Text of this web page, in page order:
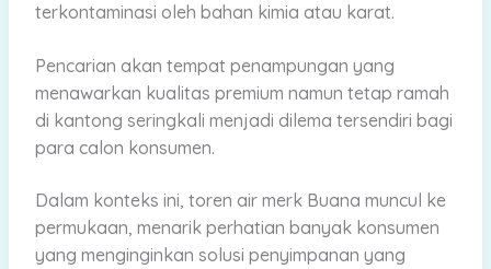
terkontaminasi oleh bahan kimia atau karat.
Pencarian akan tempat penampungan yang
menawarkan kualitas premium namun tetap ramah
di kantong seringkali menjadi dilema tersendiri bagi
para calon konsumen.
Dalam konteks ini, toren air merk Buana muncul ke
permukaan, menarik perhatian banyak konsumen
yang menginginkan solusi penyimpanan yang